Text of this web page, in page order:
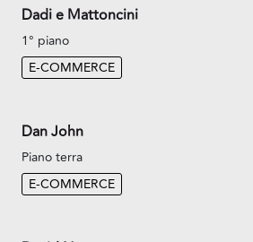
Dadi e Mattoncini
1° piano
E-COMMERCE
Dan John
Piano terra
E-COMMERCE